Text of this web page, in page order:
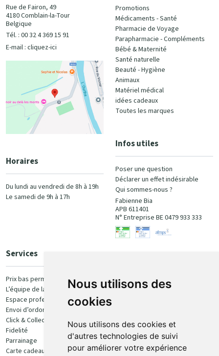
Nous utilisons des
cookies
Nous utilisons des cookies et
d'autres technologies de suivi
pour améliorer votre expérience
Rue de Fairon, 49
4180 Comblain-la-Tour
Belgique
Tél. : 00 32 4 369 15 91
E-mail : cliquez-ici
Horaires
Du lundi au vendredi de 8h à 19h
Le samedi de 9h à 17h
Promotions
Médicaments - Santé
Pharmacie de Voyage
Parapharmacie - Compléments
Bébé & Maternité
Santé naturelle
Beauté - Hygiène
Animaux
Matériel médical
idées cadeaux
Toutes les marques
Infos utiles
Poser une question
Déclarer un effet indésirable
Qui sommes-nous ?
Fabienne Bia
APB 611401
N° Entreprise BE 0479 933 333
Services
Prix bas permanent
L’équipe de la pharmacie
Espace professionnel
Envoi d’ordonnance
Click & Collect
Fidelité
Parrainage
Carte cadeau
100% sécurisé